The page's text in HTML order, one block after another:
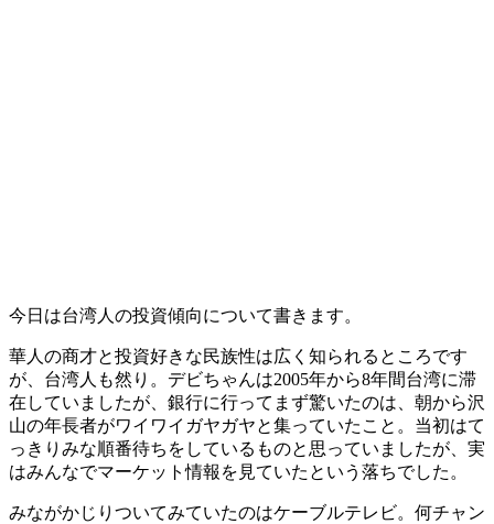
今日は台湾人の投資傾向について書きます。
華人の商才と投資好きな民族性は広く知られるところです
が、台湾人も然り。デビちゃんは2005年から8年間台湾に滞
在していましたが、銀行に行ってまず驚いたのは、朝から沢
山の年長者がワイワイガヤガヤと集っていたこと。当初はて
っきりみな順番待ちをしているものと思っていましたが、実
はみんなでマーケット情報を見ていたという落ちでした。
みながかじりついてみていたのはケーブルテレビ。何チャン